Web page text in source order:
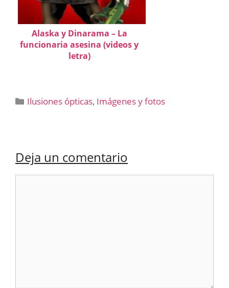
Alaska y Dinarama – La
funcionaria asesina (videos y
letra)
Categorías
Ilusiones ópticas, Imágenes y fotos
Deja un comentario